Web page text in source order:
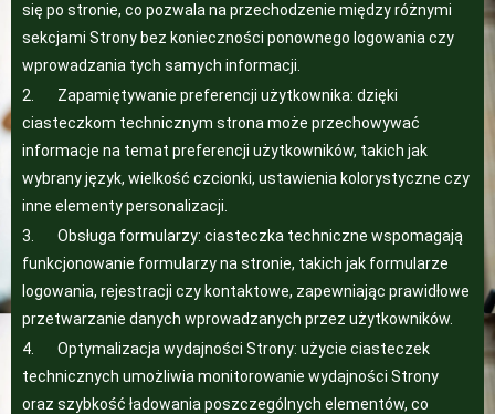
się po stronie, co pozwala na przechodzenie między różnymi
sekcjami Strony bez konieczności ponownego logowania czy
wprowadzania tych samych informacji.
2. Zapamiętywanie preferencji użytkownika: dzięki
ciasteczkom technicznym strona może przechowywać
informacje na temat preferencji użytkowników, takich jak
wybrany język, wielkość czcionki, ustawienia kolorystyczne czy
inne elementy personalizacji.
3. Obsługa formularzy: ciasteczka techniczne wspomagają
funkcjonowanie formularzy na stronie, takich jak formularze
logowania, rejestracji czy kontaktowe, zapewniając prawidłowe
przetwarzanie danych wprowadzanych przez użytkowników.
4. Optymalizacja wydajności Strony: użycie ciasteczek
technicznych umożliwia monitorowanie wydajności Strony
oraz szybkość ładowania poszczególnych elementów, co